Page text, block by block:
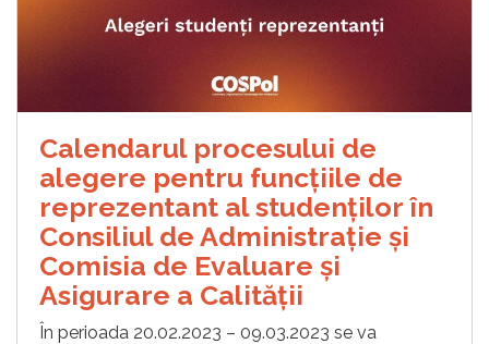
Calendarul procesului de
alegere pentru funcțiile de
reprezentant al studenților în
Consiliul de Administrație și
Comisia de Evaluare și
Asigurare a Calității
În perioada 20.02.2023 – 09.03.2023 se va